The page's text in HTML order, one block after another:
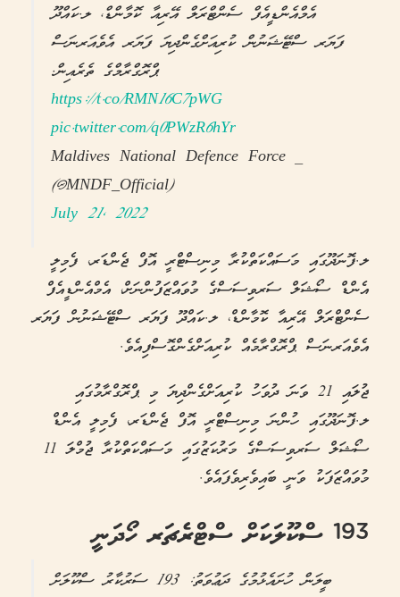
އެމްއެންޑީއެފް ސެންޓްރަލް އޭރިއާ ކޮމާންޑް، ލ.ކައްދޫ
ފަޔަރ ސްޓޭޝަނުން ކުރިއަށްގެންދިޔަ ފަޔަރ އެވެއަރނަސް
ޕްރޮގްރާމްގެ ތެރެއިން.
https://t.co/RMN16C7pWG
pic.twitter.com/q0PWzR6hYr
— Maldives National Defence Force
(@MNDF_Official)
July 21, 2022
ލ.ފޮނަދޫގައި މަސައްކަތްކުރާ މިނިސްޓްރީ އޮފް ޖެންޑަރ، ފެމިލީ
އެންޑް ސޯޝަލް ސަރވިސަސްގެ މުވައްޒަފުންނަށް، އެމްއެންޑީއެފް
ސެންޓްރަލް އޭރިއާ ކޮމާންޑް، ލ.ކައްދޫ ފަޔަރ ސްޓޭޝަނުން ފަޔަރ
އެވެއަރނަސް ޕްރޮގްރާމެއް ކުރިއަށްގެންގޮސްފިއެވެ.
ޖުލައި 21 ވަނަ ދުވަހު ކުރިއަށްގެންދިޔަ މި ޕްރޮގްރާމުގައި
ލ.ފޮނަދޫގައި ހުންނަ މިނިސްޓްރީ އޮފް ޖެންޑަރ، ފެމިލީ އެންޑް
ސޯޝަލް ސަރވިސަސްގެ މަރުކަޒުގައި މަސައްކަތްކުރާ ޖުމްލަ 11
މުވައްޒަފަކު ވަނީ ބައިވެރިވެފައެވެ.
193 ސްކޫލަކަށް ސްޓްރެޗަރ ހޯދަނީ
ބީލަން ހުށައެޅުމުގެ ދަޢުވަތު: 193 ސަރުކާރު ސްކޫލަށް